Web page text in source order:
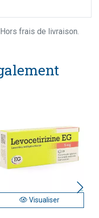
frais de livraison.
Visualiser